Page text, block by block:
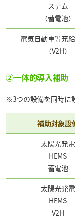
ステム
（蓄電池）
電気自動車等充
（V2H）
②一体的導入補助
※3つの設備を同時に
補助対象設
太陽光発電
HEMS
蓄電池
太陽光発電
HEMS
V2H